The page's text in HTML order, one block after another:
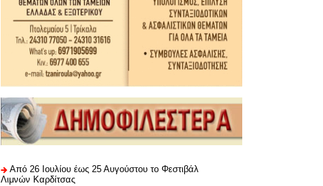
Από 26 Ιουλίου έως 25 Αυγούστου το Φεστιβάλ
Λιμνών Καρδίτσας